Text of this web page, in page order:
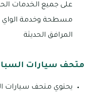
على جميع الخدمات
مسطحة وخدمة الواي
المرافق الحديثة
متحف سيارات
يحتوي متحف سيارات